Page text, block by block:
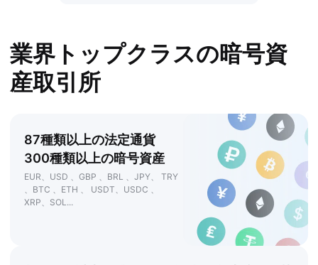
業界トップクラスの暗号資
産取引所
87種類以上の法定通貨
300種類以上の暗号資産
EUR、USD 、GBP 、BRL 、JPY、 TRY
、BTC 、ETH 、 USDT、USDC 、
XRP、SOL...